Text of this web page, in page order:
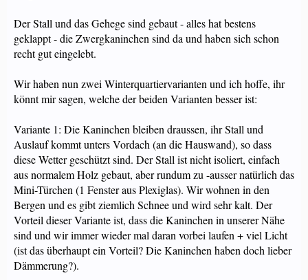
Der Stall und das Gehege sind gebaut - alles hat bestens
geklappt - die Zwergkaninchen sind da und haben sich schon
recht gut eingelebt.
Wir haben nun zwei Winterquartiervarianten und ich hoffe, ihr
könnt mir sagen, welche der beiden Varianten besser ist:
Variante 1: Die Kaninchen bleiben draussen, ihr Stall und
Auslauf kommt unters Vordach (an die Hauswand), so dass
diese Wetter geschützt sind. Der Stall ist nicht isoliert, einfach
aus normalem Holz gebaut, aber rundum zu -ausser natürlich das
Mini-Türchen (1 Fenster aus Plexiglas). Wir wohnen in den
Bergen und es gibt ziemlich Schnee und wird sehr kalt. Der
Vorteil dieser Variante ist, dass die Kaninchen in unserer Nähe
sind und wir immer wieder mal daran vorbei laufen + viel Licht
(ist das überhaupt ein Vorteil? Die Kaninchen haben doch lieber
Dämmerung?).